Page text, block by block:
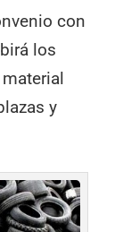
con
los
y